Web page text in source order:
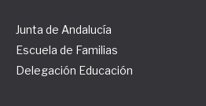
Junta de Andalucía
Escuela de Familias
Delegación Educación